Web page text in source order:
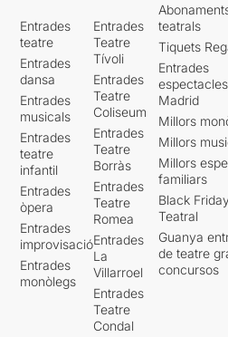
Entrades
teatre
Entrades
dansa
Entrades
musicals
Entrades
teatre
infantil
Entrades
òpera
Entrades
improvisació
Entrades
monòlegs
Entrades
Teatre
Tívoli
Entrades
Teatre
Coliseum
Entrades
Teatre
Borràs
Entrades
Teatre
Romea
Entrades
La
Villarroel
Entrades
Teatre
Condal
teatrals
Tiquets
Entrades
Madrid
Millors
Millors
Millors
familiars
Black
Teatral
Guanya
de teatre
concursos